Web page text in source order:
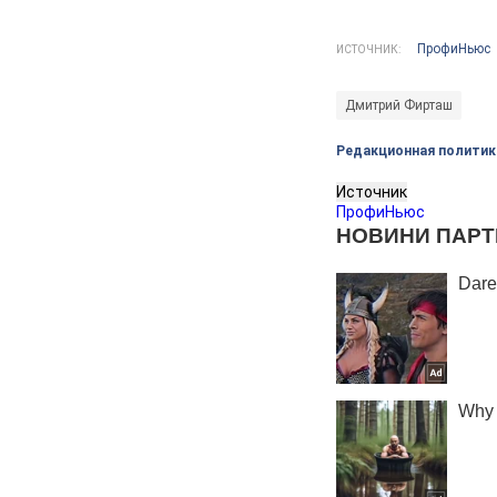
ИСТОЧНИК: ПрофиНьюс
Дмитрий Фирташ
Редакционная
Источник
ПрофиНьюс